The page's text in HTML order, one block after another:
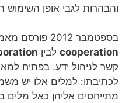
והבהרות לגבי אופן השימוש
בספטמבר 2012 פורסם מאמר [5] הדן בהבדלים בין
cooperation לבין
קשר לניהול ידע. בפתיח
לכתיבתו: למלים אלו יש
מתייחסים אליהן כאל